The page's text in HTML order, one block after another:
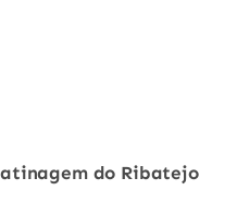
do Ribatejo